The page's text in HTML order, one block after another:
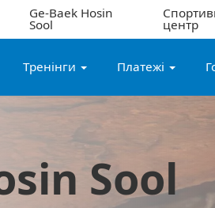
Ge-Baek Hosin
Sool центр
Тренінги Платежі
Sool